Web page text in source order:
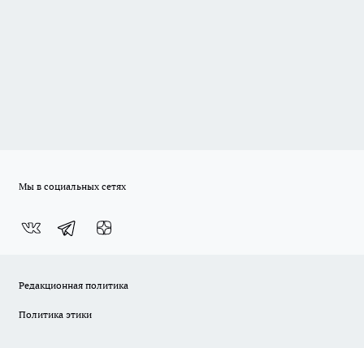
Мы в социальных сетях
Редакционная политика
Политика этики